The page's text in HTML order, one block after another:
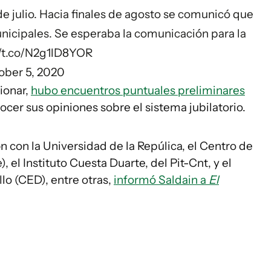
julio. Hacia finales de agosto se comunicó que
Se esperaba la comunicación para la
N2g1lD8YOR
5, 2020
hubo encuentros puntuales preliminares
sus opiniones sobre el sistema jubilatorio.
con la Universidad de la Repúlica, el Centro de
el Instituto Cuesta Duarte, del Pit-Cnt, y el
(CED), entre otras, informó Saldain a El